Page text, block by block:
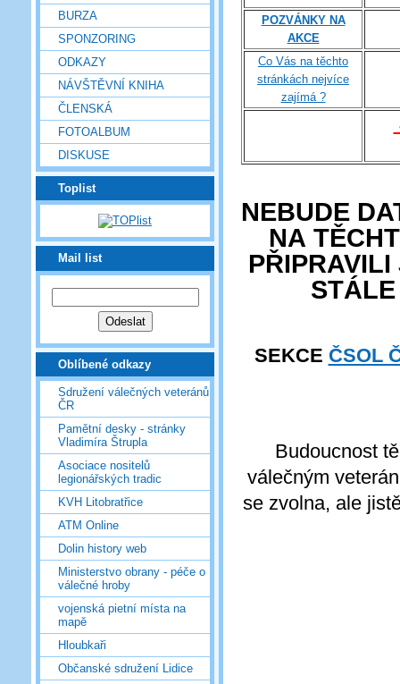
BURZA
SPONZORING
ODKAZY
NÁVŠTĚVNÍ KNIHA
ČLENSKÁ
FOTOALBUM
DISKUSE
Toplist
Mail list
Oblíbené odkazy
Sdružení válečných veteránů
ČR
Pamětní desky - stránky
Vladimíra Štrupla
Asociace nositelů
legionářských tradic
KVH Litobratřice
ATM Online
Dolin history web
Ministerstvo obrany - péče o
válečné hroby
vojenská pietní místa na
mapě
Hloubkaři
Občanské sdružení Lidice
POZVÁNKY NA
AKCE
Co Vás na těchto
stránkách nejvíce
zajímá ?
NEBUDE
NA
SEKCE ČSOL
Budoucnost
válečným
se zvolna, ale